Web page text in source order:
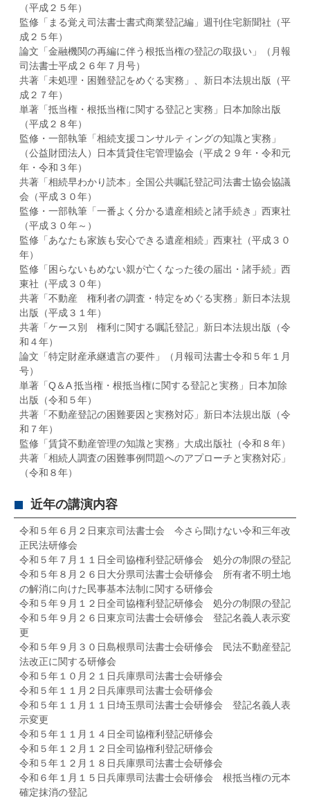
（平成２５年）
監修「まる覚え司法書士書式商業登記編」週刊住宅新聞社（平
成２５年）
論文「金融機関の再編に伴う根抵当権の登記の取扱い」（月報
司法書士平成２６年７月号）
共著「未処理・困難登記をめぐる実務」、新日本法規出版（平
成２７年）
単著「抵当権・根抵当権に関する登記と実務」日本加除出版
（平成２８年）
監修・一部執筆「相続支援コンサルティングの知識と実務」
（公益財団法人）日本賃貸住宅管理協会（平成２９年・令和元
年・令和３年）
共著「相続早わかり読本」全国公共嘱託登記司法書士協会協議
会（平成３０年）
監修・一部執筆「一番よく分かる遺産相続と諸手続き」西東社
（平成３０年～）
監修「あなたも家族も安心できる遺産相続」西東社（平成３０
年）
監修「困らないもめない親が亡くなった後の届出・諸手続」西
東社（平成３０年）
共著「不動産 権利者の調査・特定をめぐる実務」新日本法規
出版（平成３１年）
共著「ケース別 権利に関する嘱託登記」新日本法規出版（令
和４年）
論文「特定財産承継遺言の要件」（月報司法書士令和５年１月
号）
単著「Q＆A 抵当権・根抵当権に関する登記と実務」日本加除
出版（令和５年）
共著「不動産登記の困難要因と実務対応」新日本法規出版（令
和７年）
監修「賃貸不動産管理の知識と実務」大成出版社（令和８年）
共著「相続人調査の困難事例問題へのアプローチと実務対応」
（令和８年）
近年の講演内容
令和５年６月２日東京司法書士会 今さら聞けない令和三年改
正民法研修会
令和５年７月１１日全司協権利登記研修会 処分の制限の登記
令和５年８月２６日大分県司法書士会研修会 所有者不明土地
の解消に向けた民事基本法制に関する研修会
令和５年９月１２日全司協権利登記研修会 処分の制限の登記
令和５年９月２６日東京司法書士会研修会 登記名義人表示変
更
令和５年９月３０日島根県司法書士会研修会 民法不動産登記
法改正に関する研修会
令和５年１０月２１日兵庫県司法書士会研修会
令和５年１１月２日兵庫県司法書士会研修会
令和５年１１月１１日埼玉県司法書士会研修会 登記名義人表
示変更
令和５年１１月１４日全司協権利登記研修会
令和５年１２月１２日全司協権利登記研修会
令和５年１２月１８日兵庫県司法書士会研修会
令和６年１月１５日兵庫県司法書士会研修会 根抵当権の元本
確定抹消の登記